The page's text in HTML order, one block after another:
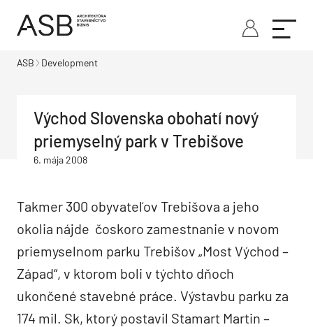
ASB Development
Východ Slovenska obohatí nový
priemyselný park v Trebišove
6. mája 2008
Takmer 300 obyvateľov Trebišova a jeho
okolia nájde čoskoro zamestnanie v novom
priemyselnom parku Trebišov „Most Východ –
Západ“, v ktorom boli v týchto dňoch
ukončené stavebné práce. Výstavbu parku za
174 mil. Sk, ktorý postavil Stamart Martin –